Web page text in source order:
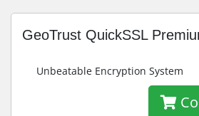
GeoTrust QuickSSL
Unbeatable Encryption System